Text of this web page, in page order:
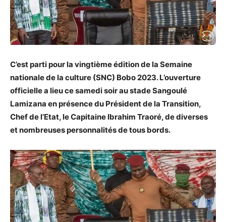
C’est parti pour la vingtième édition de la Semaine
nationale de la culture (SNC) Bobo 2023. L’ouverture
officielle a lieu ce samedi soir au stade Sangoulé
Lamizana en présence du Président de la Transition,
Chef de l’Etat, le Capitaine Ibrahim Traoré, de diverses
et nombreuses personnalités de tous bords.